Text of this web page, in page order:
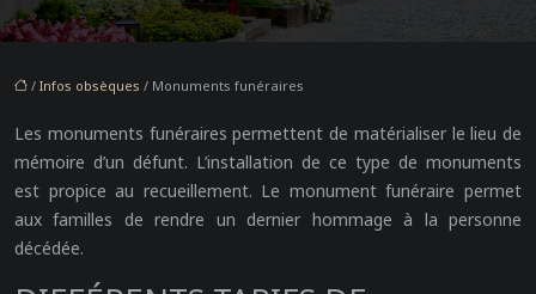
/ Infos obsèques / Monuments funéraires
Les monuments funéraires permettent de matérialiser le lieu de
mémoire d’un défunt. L’installation de ce type de monuments
est propice au recueillement. Le monument funéraire permet
aux familles de rendre un dernier hommage à la personne
décédée.